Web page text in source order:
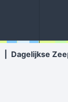
Dagelijkse